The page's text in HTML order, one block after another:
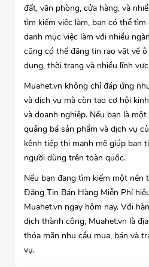
đất, văn phòng, cửa hàng, và
tìm kiếm việc làm, bạn có thể
danh mục việc làm với nhiều
cũng có thể đăng tin rao vặt về
dụng, thời trang và nhiều lĩnh
Muahet.vn không chỉ đáp ứng
và dịch vụ mà còn tạo cơ hội
và doanh nghiệp. Nếu bạn là
quảng bá sản phẩm và dịch vụ
kênh tiếp thị mạnh mẽ giúp bạn
người dùng trên toàn quốc.
Nếu bạn đang tìm kiếm một nền
Đăng Tin Bán Hàng Miễn Phí
Muahet.vn ngay hôm nay. Với
dịch thành công, Muahet.vn là
thỏa mãn nhu cầu mua, bán và
vụ.